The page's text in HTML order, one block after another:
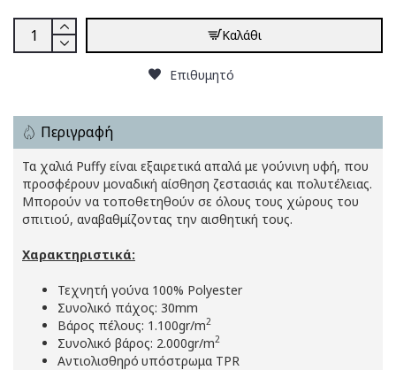
Καλάθι
Επιθυμητό
Περιγραφή
Τα χαλιά Puffy είναι εξαιρετικά απαλά με γούνινη υφή, που
προσφέρουν μοναδική αίσθηση ζεστασιάς και πολυτέλειας.
Μπορούν να τοποθετηθούν σε όλους τους χώρους του
σπιτιού, αναβαθμίζοντας την αισθητική τους.
Χαρακτηριστικά:
Τεχνητή γούνα 100% Polyester
Συνολικό πάχος: 30mm
Βάρος πέλους: 1.100gr/m2
Συνολικό βάρος: 2.000gr/m2
Αντιολισθηρό υπόστρωμα TPR